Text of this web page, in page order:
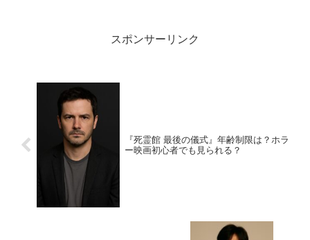
スポンサーリンク
『死霊館 最後の儀式』年齢制限は？ホラ
ー映画初心者でも見られる？